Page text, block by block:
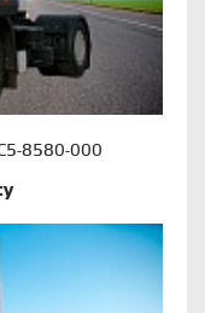
8580-000